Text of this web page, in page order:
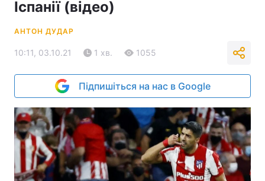
Іспанії (відео)
АНТОН ДУДАР
10:11, 03.10.21 1 хв. 1055
Підпишіться на нас в Google